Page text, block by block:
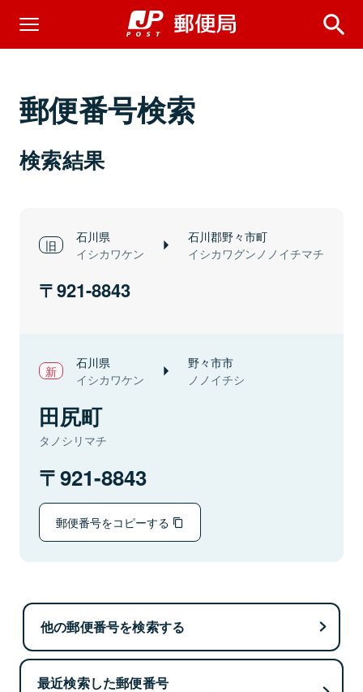
郵便番号検索
検索結果
石川県
イシカワケン
石川郡野々市町
イシカワグンノノイチマチ
921-8843
石川県
イシカワケン
野々市市
ノノイチシ
田尻町
タノシリマチ
921-8843
郵便番号をコピーする
他の郵便番号を検索する
最近検索した郵便番号